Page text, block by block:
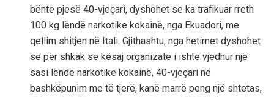
bënte pjesë 40-vjeçari, dyshohet se ka trafikuar rreth
100 kg lëndë narkotike kokainë, nga Ekuadori, me
qellim shitjen në Itali. Gjithashtu, nga hetimet dyshohet
se për shkak se kësaj organizate i ishte vjedhur një
sasi lënde narkotike kokainë, 40-vjeçari në
bashkëpunim me të tjerë, kanë marrë peng një shtetas,